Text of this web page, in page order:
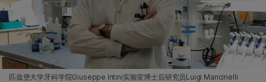
匹兹堡大学牙科学院Giuseppe Intini实验室博士后研究员Luigi Mancinelli